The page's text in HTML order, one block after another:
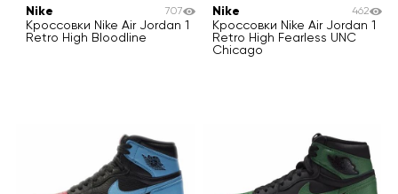
Nike
Кроссовки Nike Air Jordan 1
Retro High Bloodline
707
Nike
Кроссовки Nike Air Jordan 1
Retro High Fearless UNC
Chicago
462